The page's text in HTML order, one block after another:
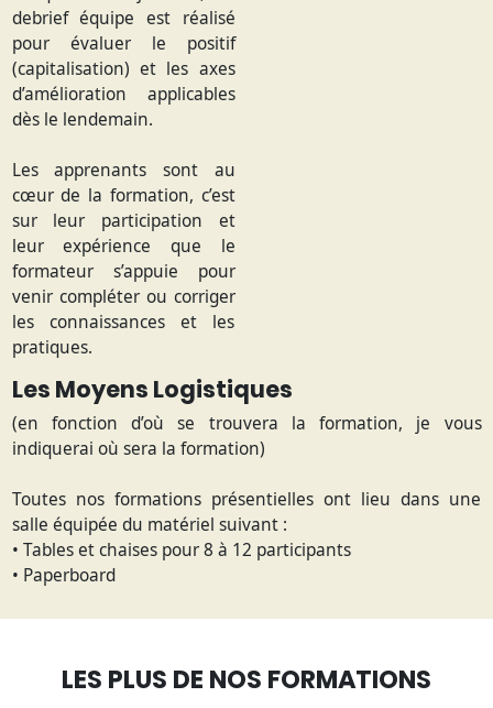
debrief équipe est réalisé
pour évaluer le positif
(capitalisation) et les axes
d’amélioration applicables
dès le lendemain.
Les apprenants sont au
cœur de la formation, c’est
sur leur participation et
leur expérience que le
formateur s’appuie pour
venir compléter ou corriger
les connaissances et les
pratiques.
Les Moyens Logistiques
(en fonction d’où se trouvera la formation, je vous
indiquerai où sera la formation)
Toutes nos formations présentielles ont lieu dans une
salle équipée du matériel suivant :
• Tables et chaises pour 8 à 12 participants
• Paperboard
LES PLUS DE NOS FORMATIONS